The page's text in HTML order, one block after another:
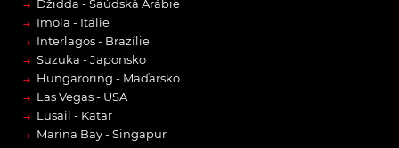
→ Džidda - Saúdská Arábie
→ Imola - Itálie
→ Interlagos - Brazílie
→ Suzuka - Japonsko
→ Hungaroring - Maďarsko
→ Las Vegas - USA
→ Lusail - Katar
→ Marina Bay - Singapur